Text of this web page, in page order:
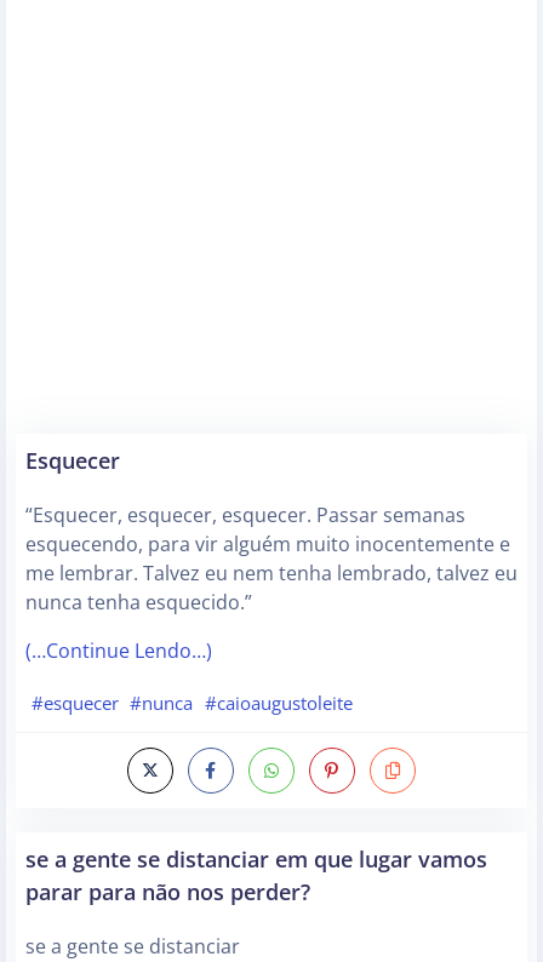
Esquecer
“Esquecer, esquecer, esquecer. Passar semanas
esquecendo, para vir alguém muito inocentemente e
me lembrar. Talvez eu nem tenha lembrado, talvez eu
nunca tenha esquecido.”
(…Continue Lendo…)
#esquecer #nunca #caioaugustoleite
se a gente se distanciar em que lugar vamos
parar para não nos perder?
se a gente se distanciar